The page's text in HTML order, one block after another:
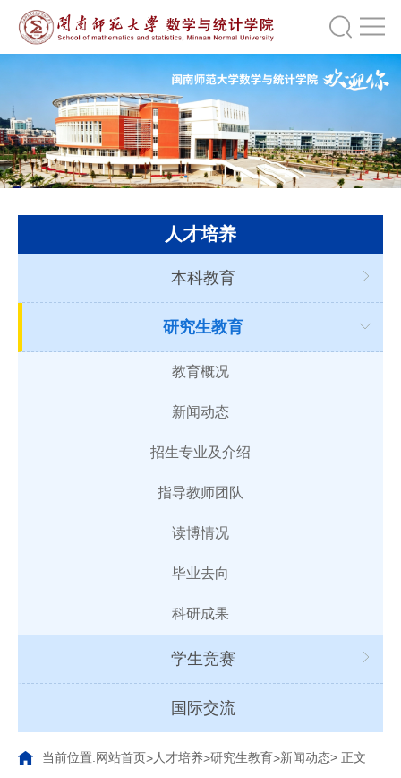
人才培养
本科教育
研究生教育
教育概况
新闻动态
招生专业及介绍
指导教师团队
读博情况
毕业去向
科研成果
学生竞赛
国际交流
当前位置:网站首页>人才培养>研究生教育>新闻动态> 正文